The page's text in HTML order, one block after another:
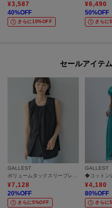
¥3,587
40%OFF
さらに10%OFF
¥6,490
50%OFF
さらに
セールアイテ
GALLEST
¥7,128
20%OFF
さらに5%OFF
GALLEST
◆コットン
¥4,180
80%OFF
さらに